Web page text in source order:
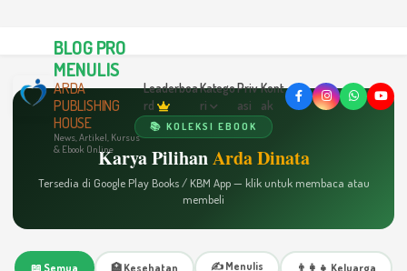
BLOG PRO
MENULIS
ARDA
PUBLISHING
HOUSE
News, Artikel, Kursus
& Ebook Online
Leaderboa
rd
Katego
ri
Priv
asi
Kont
ak
📚 KOLEKSI EBOOK
Karya PilihanArda Dinata
Tersedia di Google Play Books / KBM App — klik untuk membaca atau
membeli
📖 Semua 🏥 Kesehatan ✍️ Menulis 👨‍👩‍👧 Keluarga